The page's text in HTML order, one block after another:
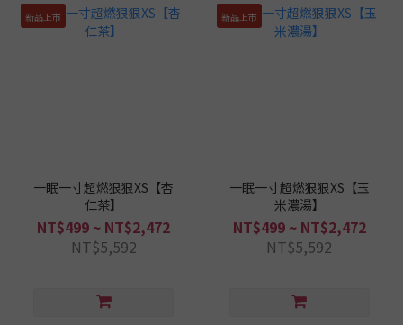
新品上市
一眠一寸超燃狠狠XS【杏
仁茶】
NT$499 ~ NT$2,472
NT$5,592
新品上市
一眠一寸超燃狠狠XS【玉
米濃湯】
NT$499 ~ NT$2,472
NT$5,592